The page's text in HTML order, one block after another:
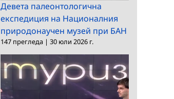
Девета палеонтологична
експедиция на Националния
природонаучен музей при БАН
147 прегледа | 30 юли 2026 г.